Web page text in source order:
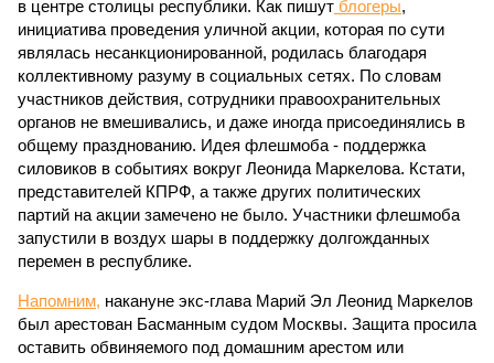
в центре столицы республики. Как пишут блогеры,
инициатива проведения уличной акции, которая по сути
являлась несанкционированной, родилась благодаря
коллективному разуму в социальных сетях. По словам
участников действия, сотрудники правоохранительных
органов не вмешивались, и даже иногда присоединялись в
общему празднованию. Идея флешмоба - поддержка
силовиков в событиях вокруг Леонида Маркелова. Кстати,
представителей КПРФ, а также других политических
партий на акции замечено не было. Участники флешмоба
запустили в воздух шары в поддержку долгожданных
перемен в республике.
Напомним, накануне экс-глава Марий Эл Леонид Маркелов
был арестован Басманным судом Москвы. Защита просила
оставить обвиняемого под домашним арестом или